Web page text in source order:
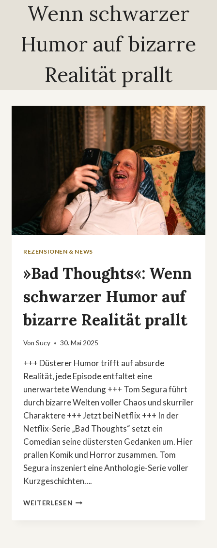
Wenn schwarzer
Humor auf bizarre
Realität prallt
REZENSIONEN & NEWS
»Bad Thoughts«: Wenn
schwarzer Humor auf
bizarre Realität prallt
Von Sucy 30. Mai 2025
+++ Düsterer Humor trifft auf absurde
Realität, jede Episode entfaltet eine
unerwartete Wendung +++ Tom Segura führt
durch bizarre Welten voller Chaos und skurriler
Charaktere +++ Jetzt bei Netflix +++ In der
Netflix-Serie „Bad Thoughts“ setzt ein
Comedian seine düstersten Gedanken um. Hier
prallen Komik und Horror zusammen. Tom
Segura inszeniert eine Anthologie-Serie voller
Kurzgeschichten….
WEITERLESEN »BAD
WENN